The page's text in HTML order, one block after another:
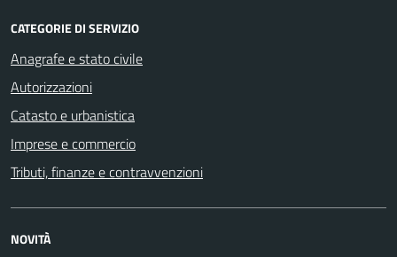
CATEGORIE DI SERVIZIO
Anagrafe e stato civile
Autorizzazioni
Catasto e urbanistica
Imprese e commercio
Tributi, finanze e contravvenzioni
NOVITÀ